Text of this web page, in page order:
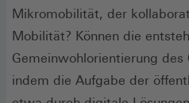
Mikromobilität, der
Mobilität? Können die
Gemeinwohlorientierung des
indem die Aufgabe der